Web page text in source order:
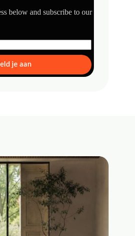
below and subscribe to our
je aan